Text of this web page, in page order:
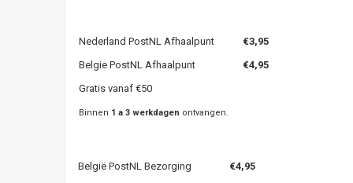
Nederland PostNL Afhaalpunt €3,95
Belgie PostNL Afhaalpunt
€4,95
Gratis vanaf €50
Binnen 1 a 3 werkdagen ontvangen.
België PostNL Bezorging €4,95